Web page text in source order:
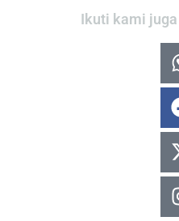
Ikuti kami